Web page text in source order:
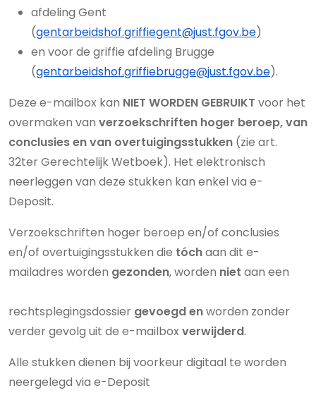
afdeling Gent
(gentarbeidshof.griffiegent@just.fgov.be)
en voor de griffie afdeling Brugge
(gentarbeidshof.griffiebrugge@just.fgov.be).
Deze e-mailbox kan NIET WORDEN GEBRUIKT voor het
overmaken van verzoekschriften hoger beroep, van
conclusies en van overtuigingsstukken (zie art.
32ter Gerechtelijk Wetboek). Het elektronisch
neerleggen van deze stukken kan enkel via e-
Deposit.
Verzoekschriften hoger beroep en/of conclusies
en/of overtuigingsstukken die tóchaan dit e-
mailadres worden gezonden, worden niet aan een
rechtsplegingsdossier gevoegd enworden zonder
verder gevolg uit de e-mailboxverwijderd.
Alle stukken dienen bij voorkeur digitaal te worden
neergelegd via e-Deposit